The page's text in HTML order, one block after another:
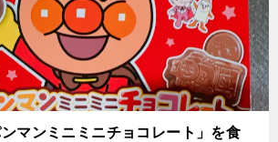
マンミニミニチョコレート」を食